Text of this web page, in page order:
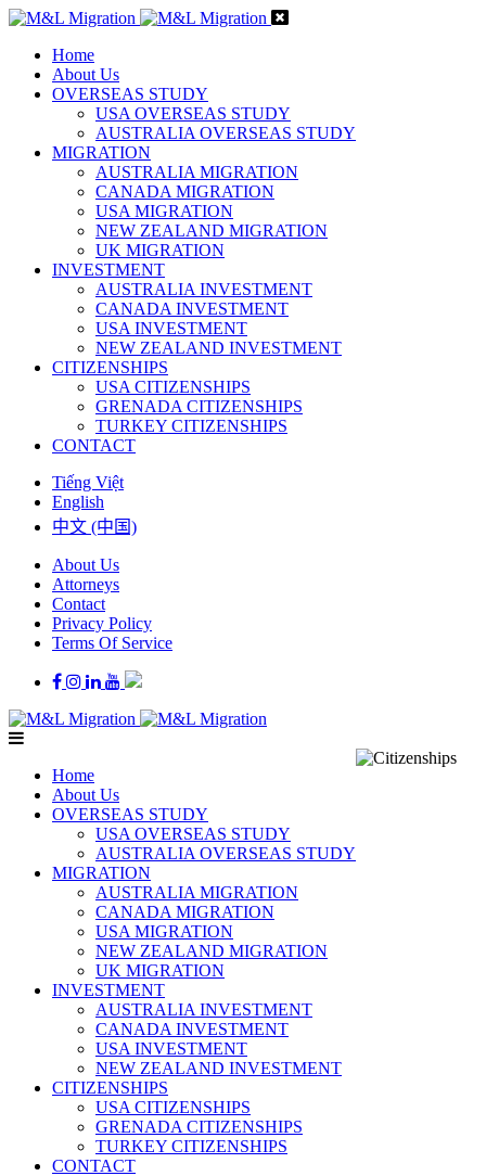
Home
About Us
OVERSEAS STUDY
USA OVERSEAS STUDY
AUSTRALIA OVERSEAS STUDY
MIGRATION
AUSTRALIA MIGRATION
CANADA MIGRATION
USA MIGRATION
NEW ZEALAND MIGRATION
UK MIGRATION
INVESTMENT
AUSTRALIA INVESTMENT
CANADA INVESTMENT
USA INVESTMENT
NEW ZEALAND INVESTMENT
CITIZENSHIPS
USA CITIZENSHIPS
GRENADA CITIZENSHIPS
TURKEY CITIZENSHIPS
CONTACT
Tiếng Việt
English
中文 (中国)
About Us
Attorneys
Contact
Privacy Policy
Terms Of Service
Home
About Us
OVERSEAS STUDY
USA OVERSEAS STUDY
AUSTRALIA OVERSEAS STUDY
MIGRATION
AUSTRALIA MIGRATION
CANADA MIGRATION
USA MIGRATION
NEW ZEALAND MIGRATION
UK MIGRATION
INVESTMENT
AUSTRALIA INVESTMENT
CANADA INVESTMENT
USA INVESTMENT
NEW ZEALAND INVESTMENT
CITIZENSHIPS
USA CITIZENSHIPS
GRENADA CITIZENSHIPS
TURKEY CITIZENSHIPS
CONTACT